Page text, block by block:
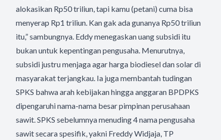
alokasikan Rp50 triliun, tapi kamu (petani) cuma bisa
menyerap Rp1 triliun. Kan gak ada gunanya Rp50 triliun
itu,” sambungnya. Eddy menegaskan uang subsidi itu
bukan untuk kepentingan pengusaha. Menurutnya,
subsidi justru menjaga agar harga biodiesel dan solar di
masyarakat terjangkau. Ia juga membantah tudingan
SPKS bahwa arah kebijakan hingga anggaran BPDPKS
dipengaruhi nama-nama besar pimpinan perusahaan
sawit. SPKS sebelumnya menuding 4 nama pengusaha
sawit secara spesifik, yakni Freddy Widjaja, TP